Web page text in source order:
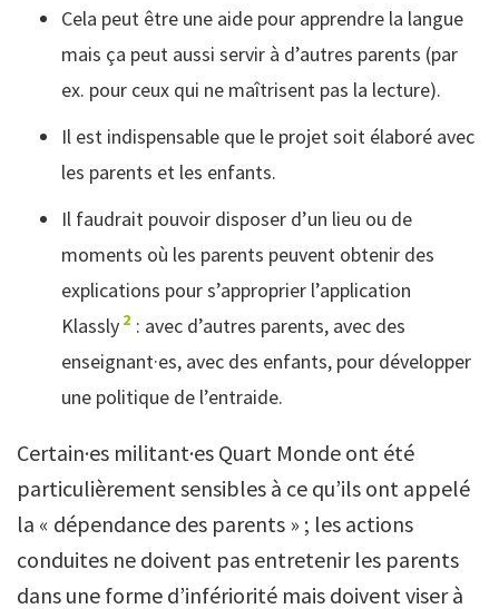
Cela peut être une aide pour apprendre la langue
mais ça peut aussi servir à d’autres parents (par
ex. pour ceux qui ne maîtrisent pas la lecture).
Il est indispensable que le projet soit élaboré avec
les parents et les enfants.
Il faudrait pouvoir disposer d’un lieu ou de
moments où les parents peuvent obtenir des
explications pour s’approprier l’application
Klassly 2 : avec d’autres parents, avec des
enseignant·es, avec des enfants, pour développer
une politique de l’entraide.
Certain·es militant·es Quart Monde ont été
particulièrement sensibles à ce qu’ils ont appelé
la « dépendance des parents » ; les actions
conduites ne doivent pas entretenir les parents
dans une forme d’infériorité mais doivent viser à